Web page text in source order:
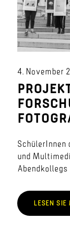
4. November
SchülerInnen
und
Abendkollegs
LESEN SIE